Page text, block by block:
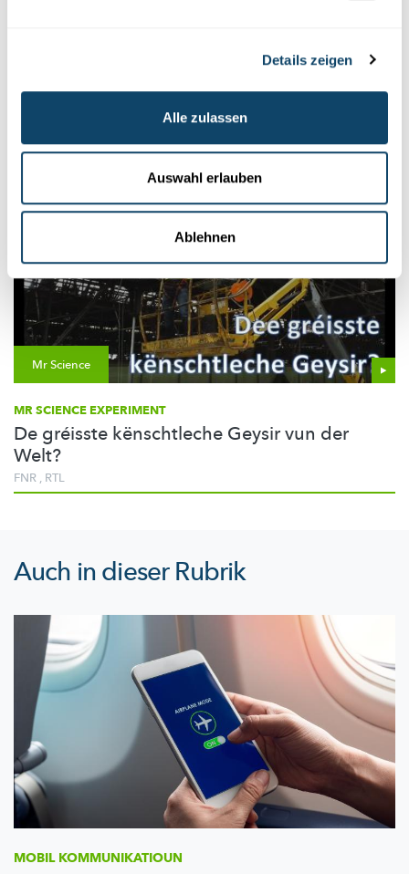
Details zeigen
Alle zulassen
Auswahl erlauben
Ablehnen
verbindet Kunst und Forschung:
Kurzges...
Mr Science
MR SCIENCE EXPERIMENT
De gréisste kënschtleche Geysir vun der
Welt?
FNR , RTL
Auch in dieser Rubrik
MOBIL KOMMUNIKATIOUN